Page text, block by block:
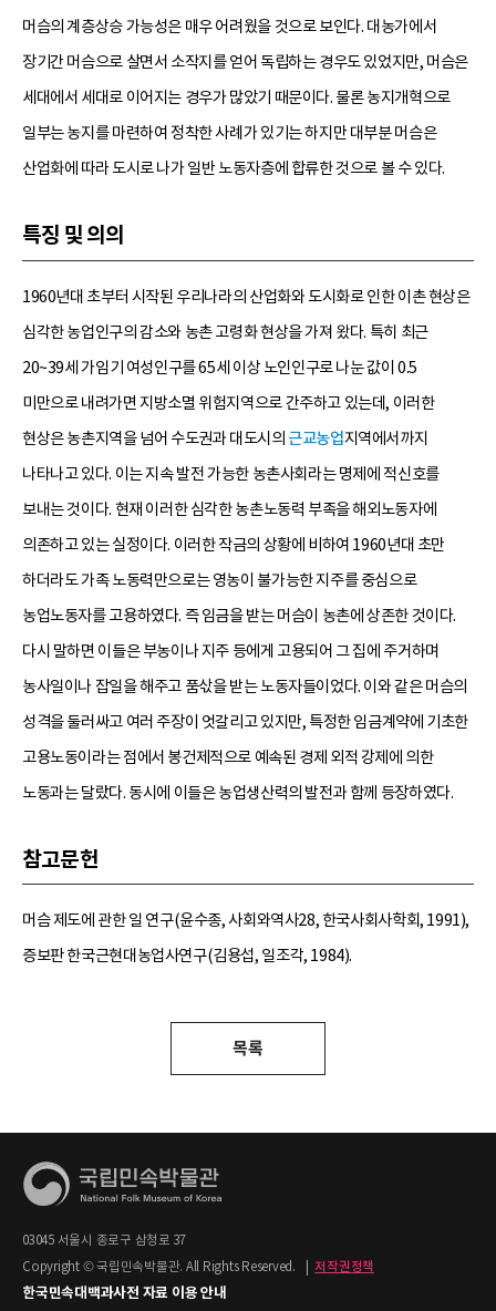
머슴의 계층상승 가능성은 매우 어려웠을 것으로 보인다. 대농가에서
장기간 머슴으로 살면서 소작지를 얻어 독립하는 경우도 있었지만, 머슴은
세대에서 세대로 이어지는 경우가 많았기 때문이다. 물론 농지개혁으로
일부는 농지를 마련하여 정착한 사례가 있기는 하지만 대부분 머슴은
산업화에 따라 도시로 나가 일반 노동자층에 합류한 것으로 볼 수 있다.
특징 및 의의
1960년대 초부터 시작된 우리나라의 산업화와 도시화로 인한 이촌 현상은
심각한 농업인구의 감소와 농촌 고령화 현상을 가져 왔다. 특히 최근
20~39세 가임기 여성인구를 65세 이상 노인인구로 나눈 값이 0.5
미만으로 내려가면 지방소멸 위험지역으로 간주하고 있는데, 이러한
현상은 농촌지역을 넘어 수도권과 대도시의 근교농업지역에서까지
나타나고 있다. 이는 지속 발전 가능한 농촌사회라는 명제에 적신호를
보내는 것이다. 현재 이러한 심각한 농촌노동력 부족을 해외노동자에
의존하고 있는 실정이다. 이러한 작금의 상황에 비하여 1960년대 초만
하더라도 가족 노동력만으로는 영농이 불가능한 지주를 중심으로
농업노동자를 고용하였다. 즉 임금을 받는 머슴이 농촌에 상존한 것이다.
다시 말하면 이들은 부농이나 지주 등에게 고용되어 그 집에 주거하며
농사일이나 잡일을 해주고 품삯을 받는 노동자들이었다. 이와 같은 머슴의
성격을 둘러싸고 여러 주장이 엇갈리고 있지만, 특정한 임금계약에 기초한
고용노동이라는 점에서 봉건제적으로 예속된 경제 외적 강제에 의한
노동과는 달랐다. 동시에 이들은 농업생산력의 발전과 함께 등장하였다.
참고문헌
머슴 제도에 관한 일 연구(윤수종, 사회와역사28, 한국사회사학회, 1991),
증보판 한국근현대농업사연구(김용섭, 일조각, 1984).
목록
03045 서울시 종로구 삼청로 37
Copyright © 국립민속박물관. All Rights Reserved.
저작권정책
한국민속대백과사전 자료 이용 안내